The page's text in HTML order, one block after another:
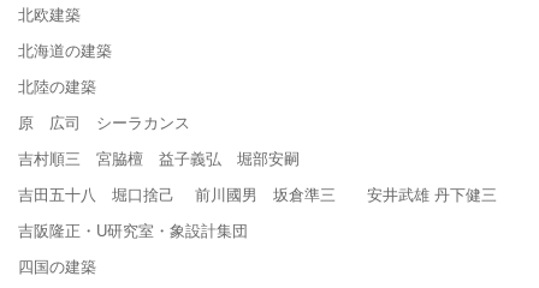
北欧建築
北海道の建築
北陸の建築
原 広司 シーラカンス
吉村順三 宮脇檀 益子義弘 堀部安嗣
吉田五十八 堀口捨己 前川國男 坂倉準三 安井武雄 丹下健三
吉阪隆正・U研究室・象設計集団
四国の建築